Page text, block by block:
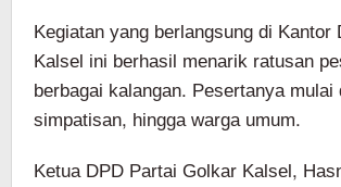
Kegiatan yang berlangsung di Kantor
Kalsel ini berhasil menarik ratusan
berbagai kalangan. Pesertanya
simpatisan, hingga warga umum.
Ketua DPD Partai Golkar Kalsel,